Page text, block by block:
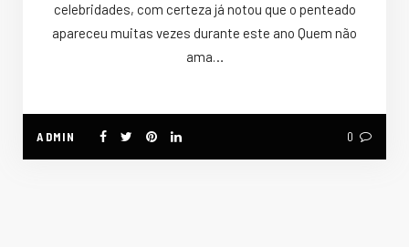
celebridades, com certeza já notou que o penteado
apareceu muitas vezes durante este ano Quem não
ama…
ADMIN 0